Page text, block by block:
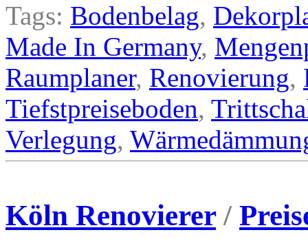
Tags: Bodenbelag,
Made In Germany,
Raumplaner, Renovierung,
Tiefstpreiseboden,
Verlegung,
Köln Renovierer/